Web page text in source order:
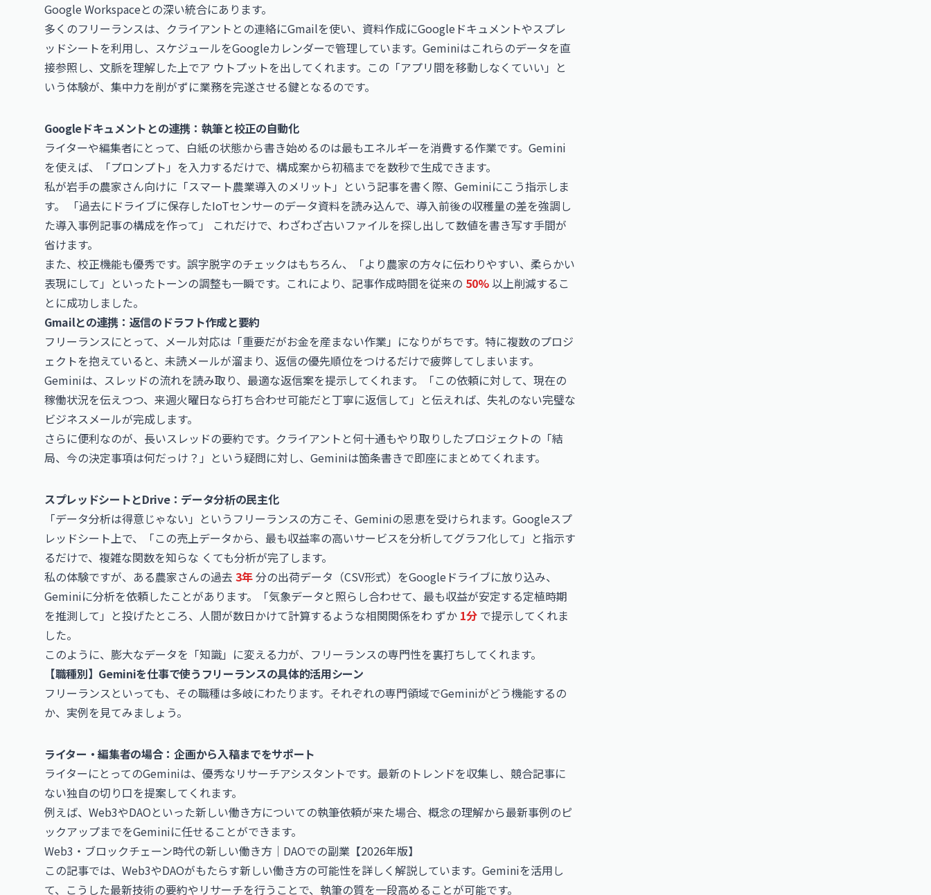
Google Workspaceとの深い統合にあります。
多くのフリーランスは、クライアントとの連絡にGmailを使い、資料作成にGoogleドキュメントやスプレ
ッドシートを利用し、スケジュールをGoogleカレンダーで管理しています。Geminiはこれらのデータを直
接参照し、文脈を理解した上でア ウトプットを出してくれます。この「アプリ間を移動しなくていい」と
いう体験が、集中力を削がずに業務を完遂させる鍵となるのです。
Googleドキュメントとの連携：執筆と校正の自動化
ライターや編集者にとって、白紙の状態から書き始めるのは最もエネルギーを消費する作業です。Gemini
を使えば、「プロンプト」を入力するだけで、構成案から初稿までを数秒で生成できます。
私が岩手の農家さん向けに「スマート農業導入のメリット」という記事を書く際、Geminiにこう指示しま
す。 「過去にドライブに保存したIoTセンサーのデータ資料を読み込んで、導入前後の収穫量の差を強調し
た導入事例記事の構成を作って」 これだけで、わざわざ古いファイルを探し出して数値を書き写す手間が
省けます。
また、校正機能も優秀です。誤字脱字のチェックはもちろん、「より農家の方々に伝わりやすい、柔らかい
表現にして」といったトーンの調整も一瞬です。これにより、記事作成時間を従来の 50% 以上削減するこ
とに成功しました。
Gmailとの連携：返信のドラフト作成と要約
フリーランスにとって、メール対応は「重要だがお金を産まない作業」になりがちです。特に複数のプロジ
ェクトを抱えていると、未読メールが溜まり、返信の優先順位をつけるだけで疲弊してしまいます。
Geminiは、スレッドの流れを読み取り、最適な返信案を提示してくれます。「この依頼に対して、現在の
稼働状況を伝えつつ、来週火曜日なら打ち合わせ可能だと丁寧に返信して」と伝えれば、失礼のない完璧な
ビジネスメールが完成します。
さらに便利なのが、長いスレッドの要約です。クライアントと何十通もやり取りしたプロジェクトの「結
局、今の決定事項は何だっけ？」という疑問に対し、Geminiは箇条書きで即座にまとめてくれます。
スプレッドシートとDrive：データ分析の民主化
「データ分析は得意じゃない」というフリーランスの方こそ、Geminiの恩恵を受けられます。Googleスプ
レッドシート上で、「この売上データから、最も収益率の高いサービスを分析してグラフ化して」と指示す
るだけで、複雑な関数を知らな くても分析が完了します。
私の体験ですが、ある農家さんの過去 3年分の出荷データ（CSV形式）をGoogleドライブに放り込み、
Geminiに分析を依頼したことがあります。「気象データと照らし合わせて、最も収益が安定する定植時期
を推測して」と投げたところ、人間が数日かけて計算するような相関関係をわ ずか 1分 で提示してくれま
した。
このように、膨大なデータを「知識」に変える力が、フリーランスの専門性を裏打ちしてくれます。
【職種別】Geminiを仕事で使うフリーランスの具体的活用シーン
フリーランスといっても、その職種は多岐にわたります。それぞれの専門領域でGeminiがどう機能するの
か、実例を見てみましょう。
ライター・編集者の場合：企画から入稿までをサポート
ライターにとってのGeminiは、優秀なリサーチアシスタントです。最新のトレンドを収集し、競合記事に
ない独自の切り口を提案してくれます。
例えば、Web3やDAOといった新しい働き方についての執筆依頼が来た場合、概念の理解から最新事例のピ
ックアップまでをGeminiに任せることができます。
Web3・ブロックチェーン時代の新しい働き方｜DAOでの副業【2026年版】
この記事では、Web3やDAOがもたらす新しい働き方の可能性を詳しく解説しています。Geminiを活用し
て、こうした最新技術の要約やリサーチを行うことで、執筆の質を一段高めることが可能です。